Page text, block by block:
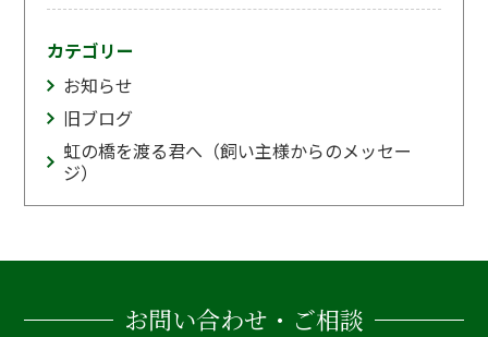
カテゴリー
お知らせ
旧ブログ
虹の橋を渡る君へ（飼い主様からのメッセー
ジ）
お問い合わせ・ご相談